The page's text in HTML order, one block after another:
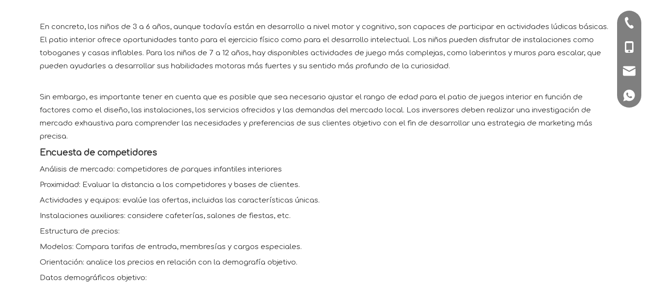
En concreto, los niños de 3 a 6 años, aunque todavía están en desarrollo a nivel motor y cognitivo, son capaces de participar en actividades lúdicas básicas.
El patio interior ofrece oportunidades tanto para el ejercicio físico como para el desarrollo intelectual. Los niños pueden disfrutar de instalaciones como
toboganes y casas inflables. Para los niños de 7 a 12 años, hay disponibles actividades de juego más complejas, como laberintos y muros para escalar, que
pueden ayudarles a desarrollar sus habilidades motoras más fuertes y su sentido más profundo de la curiosidad.
Sin embargo, es importante tener en cuenta que es posible que sea necesario ajustar el rango de edad para el patio de juegos interior en función de
factores como el diseño, las instalaciones, los servicios ofrecidos y las demandas del mercado local. Los inversores deben realizar una investigación de
mercado exhaustiva para comprender las necesidades y preferencias de sus clientes objetivo con el fin de desarrollar una estrategia de marketing más
precisa.
Encuesta de competidores
Análisis de mercado: competidores de parques infantiles interiores
Proximidad: Evaluar la distancia a los competidores y bases de clientes.
Actividades y equipos: evalúe las ofertas, incluidas las características únicas.
Instalaciones auxiliares: considere cafeterías, salones de fiestas, etc.
Estructura de precios:
Modelos: Compara tarifas de entrada, membresías y cargos especiales.
Orientación: analice los precios en relación con la demografía objetivo.
Datos demográficos objetivo:
+86-